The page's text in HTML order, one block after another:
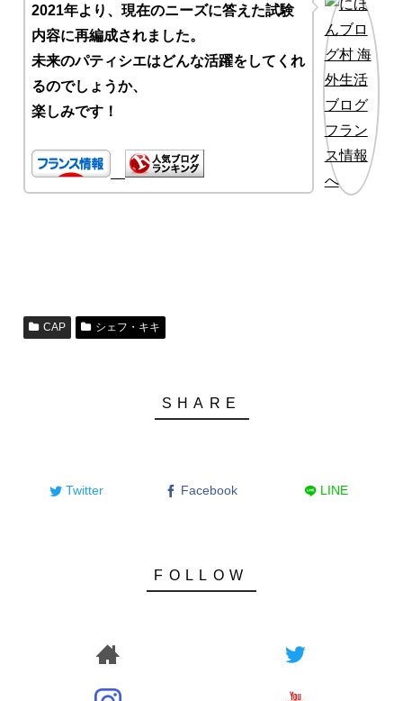
2021年より、現在のニーズに答えた試験
内容に再編成されました。
未来のパティシエはどんな活躍をしてくれ
るのでしょうか、
楽しみです！
CAP シェフ・キキ
Twitter Facebook LINE